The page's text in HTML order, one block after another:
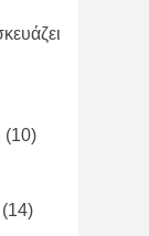
(10)
(14)